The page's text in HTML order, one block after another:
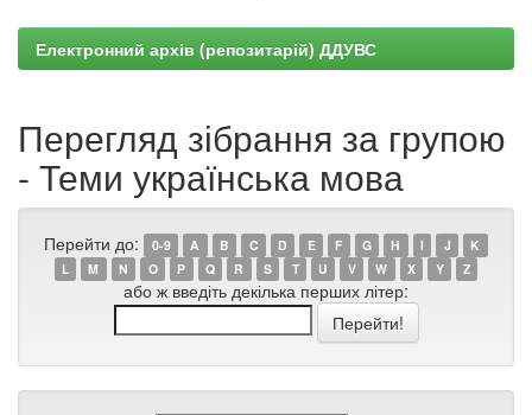
Електронний архів (репозитарій) ДДУВС
Перегляд зібрання за групою
- Теми українська мова
Перейти до: 0-9 A B C D E F G H I J
K
L
M N O P Q R S T U V W X Y Z
або ж введіть декілька перших літер: